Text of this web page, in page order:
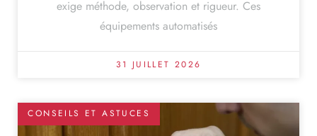
exige méthode, observation et rigueur. Ces
équipements automatisés
31 JUILLET 2026
CONSEILS ET ASTUCES